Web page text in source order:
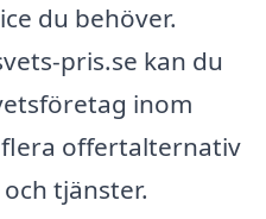
du behöver.
pris.se kan du
inom
offertalternativ
tjänster.